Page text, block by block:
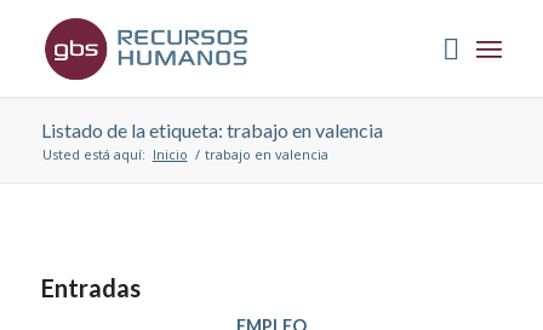
Listado de la etiqueta: trabajo en valencia
Usted está aquí: Inicio / trabajo en valencia
Entradas
EMPLEO